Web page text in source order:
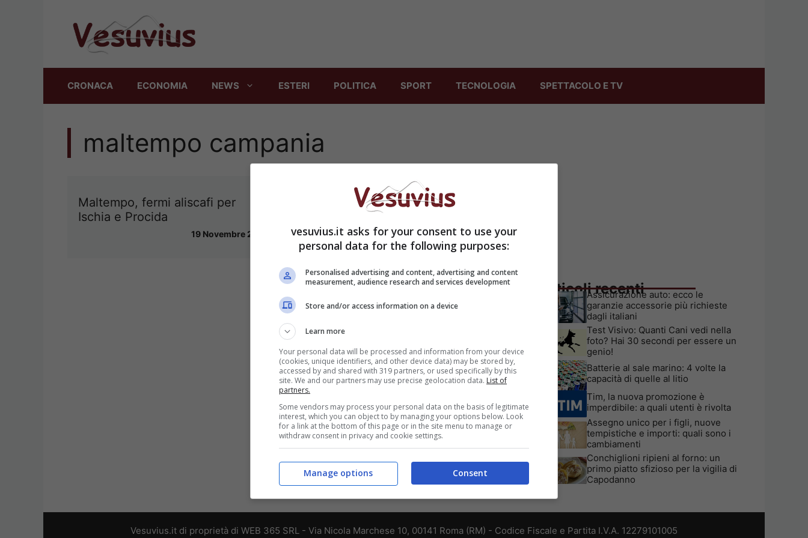
CRONACA ECONOMIA NEWS ESTERI POLITICA SPORT TECNOLOGIA SPETTACOLO E TV
maltempo campania
Maltempo, fermi aliscafi per
Ischia e Procida
19 Novembre 2013
Articoli recenti
Assicurazione auto: ecco le
garanzie accessorie più richieste
dagli italiani
Test Visivo: Quanti Cani vedi nella
foto? Hai 30 secondi per essere un
genio!
Batterie al sale marino: 4 volte la
capacità di quelle al litio
Tim, la nuova promozione è
imperdibile: a quali utenti è rivolta
Assegno unico per i figli, nuove
tempistiche e importi: quali sono i
cambiamenti
Conchiglioni ripieni al forno: un
primo piatto sfizioso per la vigilia di
Capodanno
Vesuvius.it di proprietà di WEB 365 SRL - Via Nicola Marchese 10, 00141 Roma (RM) - Codice Fiscale e Partita I.V.A. 12279101005
vesuvius.it asks for your consent to use your
personal data for the following purposes:
Personalised advertising and content, advertising and content
measurement, audience research and services development
Store and/or access information on a device
Learn more
Your personal data will be processed and information from your device
(cookies, unique identifiers, and other device data) may be stored by,
accessed by and shared with 319 partners, or used specifically by this
site. We and our partners may use precise geolocation data. List of
partners.
Some vendors may process your personal data on the basis of legitimate
interest, which you can object to by managing your options below. Look
for a link at the bottom of this page or in the site menu to manage or
withdraw consent in privacy and cookie settings.
Consent
Manage options